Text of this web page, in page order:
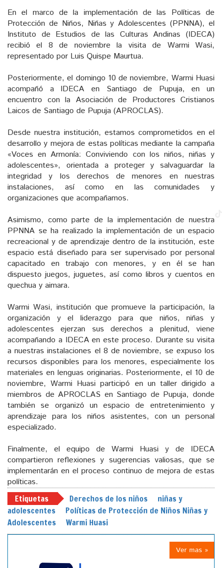
En el marco de la implementación de las Políticas de
Protección de Niños, Niñas y Adolescentes (PPNNA), el
Instituto de Estudios de las Culturas Andinas (IDECA)
recibió el 8 de noviembre la visita de Warmi Wasi,
representado por Luis Quispe Maurtua.
Posteriormente, el domingo 10 de noviembre, Warmi Huasi
acompañó a IDECA en Santiago de Pupuja, en un
encuentro con la Asociación de Productores Cristianos
Laicos de Santiago de Pupuja (APROCLAS).
Desde nuestra institución, estamos comprometidos en el
desarrollo y mejora de estas políticas mediante la campaña
«Voces en Armonía: Conviviendo con los niños, niñas y
adolescentes», orientada a proteger y salvaguardar la
integridad y los derechos de menores en nuestras
instalaciones, así como en las comunidades y
organizaciones que acompañamos.
Asimismo, como parte de la implementación de nuestra
PPNNA se ha realizado la implementación de un espacio
recreacional y de aprendizaje dentro de la institución, este
espacio está diseñado para ser supervisado por personal
capacitado en trabajo con menores, y en él se han
dispuesto juegos, juguetes, así como libros y cuentos en
quechua y aimara.
Warmi Wasi, institución que promueve la participación, la
organización y el liderazgo para que niños, niñas y
adolescentes ejerzan sus derechos a plenitud, viene
acompañando a IDECA en este proceso. Durante su visita
a nuestras instalaciones el 8 de noviembre, se expuso los
recursos disponibles para los menores, especialmente los
materiales en lenguas originarias. Posteriormente, el 10 de
noviembre, Warmi Huasi participó en un taller dirigido a
miembros de APROCLAS en Santiago de Pupuja, donde
también se organizó un espacio de entretenimiento y
aprendizaje para los niños asistentes, con un personal
especializado.
Finalmente, el equipo de Warmi Huasi y de IDECA
compartieron reflexiones y sugerencias valiosas, que se
implementarán en el proceso continuo de mejora de estas
políticas.
Etiquetas Derechos de los niños
niñas y
adolescentes
Políticas de Protección de Niños Niñas y
Adolescentes
Warmi Huasi
Ver mas »